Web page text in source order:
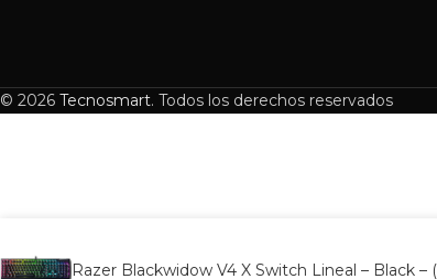
© 2026 Tecnosmart. Todos los derechos reservados
Razer Blackwidow V4 X Switch Lineal – Black –